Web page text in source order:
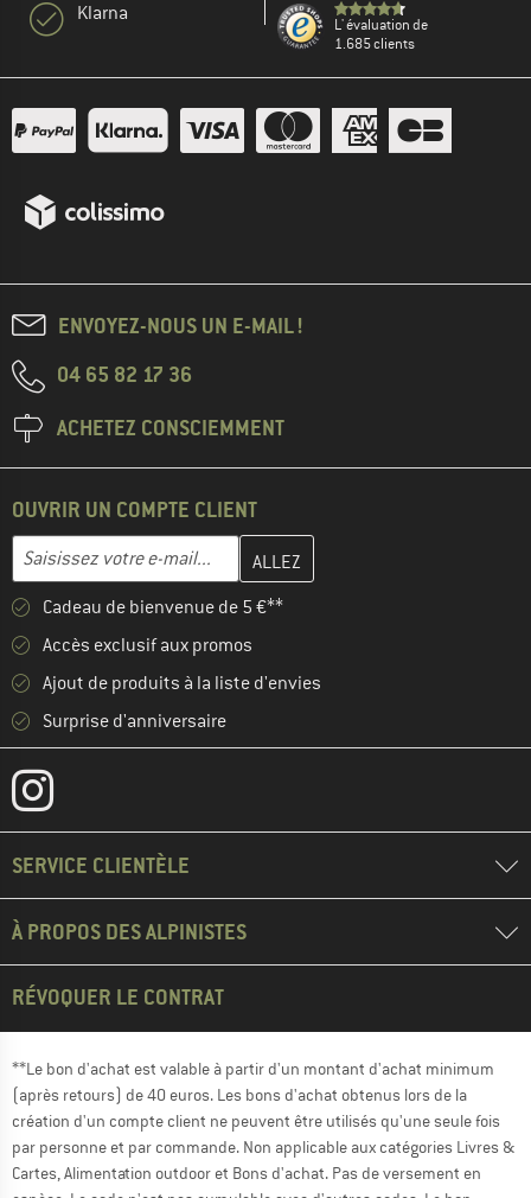
Klarna
L' évaluation de
1.685 clients
ENVOYEZ-NOUS UN E-MAIL !
04 65 82 17 36
ACHETEZ CONSCIEMMENT
OUVRIR UN COMPTE CLIENT
Adresse e-mail
Entrez votre adresse e-mail ici et créez votre compte client à la
Cadeau de bienvenue de 5 €**
Accès exclusif aux promos
Ajout de produits à la liste d'envies
Surprise d'anniversaire
SERVICE CLIENTÈLE
À PROPOS DES ALPINISTES
RÉVOQUER LE CONTRAT
**Le bon d'achat est valable à partir d'un montant d'achat minimum
(après retours) de 40 euros. Les bons d'achat obtenus lors de la
création d'un compte client ne peuvent être utilisés qu'une seule fois
par personne et par commande. Non applicable aux catégories Livres &
Cartes, Alimentation outdoor et Bons d'achat. Pas de versement en